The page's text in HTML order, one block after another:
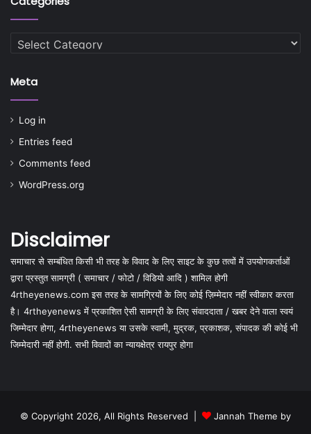
Categories
Meta
Log in
Entries feed
Comments feed
WordPress.org
Disclaimer
समाचार से सम्बंधित किसी भी तरह के विवाद के लिए साइट के कुछ तत्वों में उपयोगकर्ताओं
द्वारा प्रस्तुत सामग्री ( समाचार / फोटो / विडियो आदि ) शामिल होगी
4rtheyenews.com इस तरह के सामग्रियों के लिए कोई ज़िम्मेदार नहीं स्वीकार करता
है। 4rtheyenews में प्रकाशित ऐसी सामग्री के लिए संवाददाता / खबर देने वाला स्वयं
जिम्मेदार होगा, 4rtheyenews या उसके स्वामी, मुद्रक, प्रकाशक, संपादक की कोई भी
जिम्मेदारी नहीं होगी. सभी विवादों का न्यायक्षेत्र रायपुर होगा
© Copyright 2026, All Rights Reserved |
Jannah Theme by